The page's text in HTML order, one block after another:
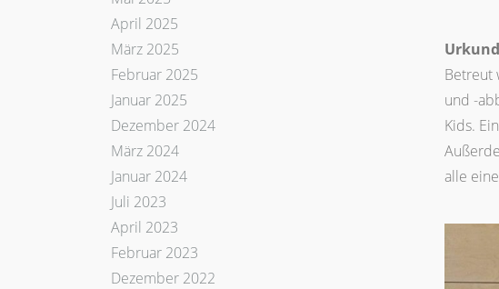
Betreut
und -
Kids.
alle
April 2025
März 2025
Februar 2025
Januar 2025
Dezember 2024
März 2024
Januar 2024
Juli 2023
April 2023
Februar 2023
Dezember 2022